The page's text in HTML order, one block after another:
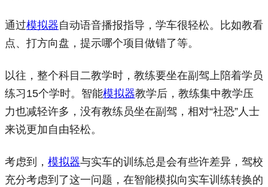
通过模拟器自动语音播报指导，学车很轻松。比如教看
点、打方向盘，提示哪个项目做错了等。
以往，整个科目二教学时，教练要坐在副驾上陪着学员
练习15个学时。智能模拟器教学后，教练集中教学压
力也减轻许多，没有教练员坐在副驾，相对“社恐”人士
来说更加自由轻松。
考虑到， 模拟器与实车的训练总是会有些许差异，驾校
充分考虑到了这一问题，在智能模拟向实车训练转换的